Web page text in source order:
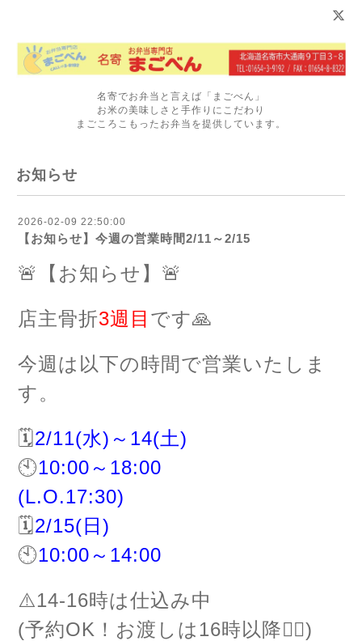
名寄でお弁当と言えば「まごべん」
お米の美味しさと手作りにこだわり
まごころこもったお弁当を提供しています。
お知らせ
2026-02-09 22:50:00
【お知らせ】今週の営業時間2/11～2/15
🚨【お知らせ】🚨
店主骨折3週目 です🙏
今週は以下の時間で営業いたしま
す。
🗓2/11(水)～14(土)
🕙10:00～18:00
(L.O.17:30)
🗓2/15(日)
🕙10:00～14:00
⚠️14-16時は仕込み中
(予約OK！お渡しは16時以降🙆‍♂️)